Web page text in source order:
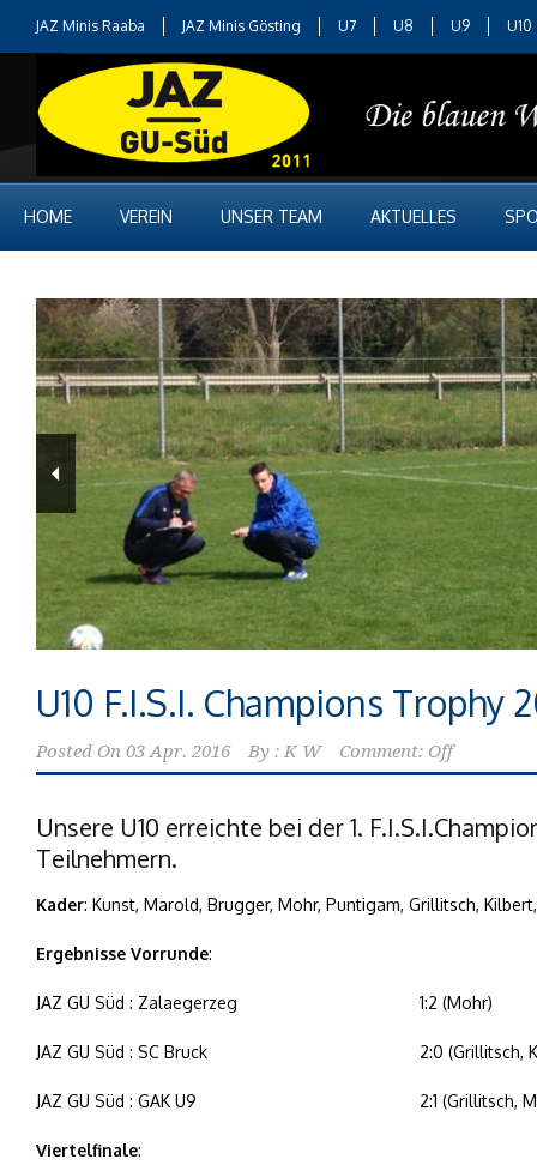
JAZ Minis Raaba JAZ Minis Gösting U7 U8 U9 U10
HOME VEREIN UNSER TEAM AKTUELLES
U10 F.I.S.I. Champions Trophy
Posted On 03 Apr. 2016 By : K W Comment: Off
Unsere U10 erreichte bei der 1.
Teilnehmern.
Kader: Kunst, Marold, Brugger, Mohr, Puntigam, Grillitsch,
Ergebnisse Vorrunde:
JAZ GU Süd : Zalaegerzeg 1:2 (Mohr)
JAZ GU Süd : SC Bruck 2:0 (Grillitsch,
JAZ GU Süd : GAK U9 2:1 (Grillitsch,
Viertelfinale: